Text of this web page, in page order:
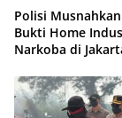
Polisi
Bukti Home
Narkoba di
Beredar